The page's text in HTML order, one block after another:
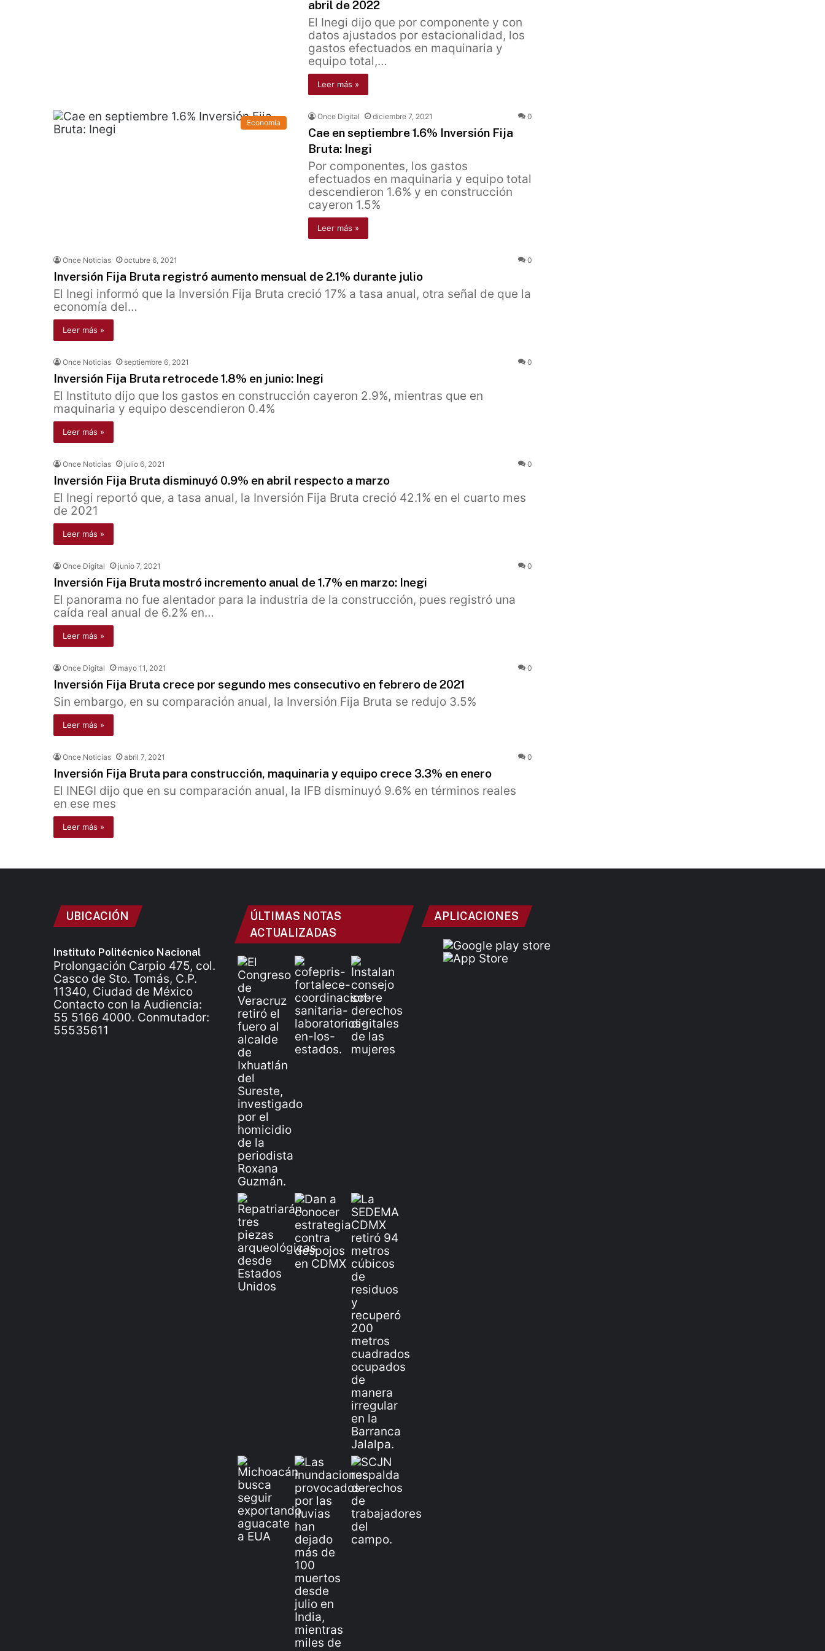
abril de 2022
El Inegi dijo que por componente y con
datos ajustados por estacionalidad, los
gastos efectuados en maquinaria y
equipo total,…
Leer más »
Economía
Once Digital diciembre 7, 2021 0
Cae en septiembre 1.6% Inversión Fija
Bruta: Inegi
Por componentes, los gastos
efectuados en maquinaria y equipo total
descendieron 1.6% y en construcción
cayeron 1.5%
Leer más »
Once Noticias octubre 6, 2021 0
Inversión Fija Bruta registró aumento mensual de 2.1% durante julio
El Inegi informó que la Inversión Fija Bruta creció 17% a tasa anual, otra señal de que la
economía del…
Leer más »
Once Noticias septiembre 6, 2021 0
Inversión Fija Bruta retrocede 1.8% en junio: Inegi
El Instituto dijo que los gastos en construcción cayeron 2.9%, mientras que en
maquinaria y equipo descendieron 0.4%
Leer más »
Once Noticias julio 6, 2021 0
Inversión Fija Bruta disminuyó 0.9% en abril respecto a marzo
El Inegi reportó que, a tasa anual, la Inversión Fija Bruta creció 42.1% en el cuarto mes
de 2021
Leer más »
Once Digital junio 7, 2021 0
Inversión Fija Bruta mostró incremento anual de 1.7% en marzo: Inegi
El panorama no fue alentador para la industria de la construcción, pues registró una
caída real anual de 6.2% en…
Leer más »
Once Digital mayo 11, 2021 0
Inversión Fija Bruta crece por segundo mes consecutivo en febrero de 2021
Sin embargo, en su comparación anual, la Inversión Fija Bruta se redujo 3.5%
Leer más »
Once Noticias abril 7, 2021 0
Inversión Fija Bruta para construcción, maquinaria y equipo crece 3.3% en enero
El INEGI dijo que en su comparación anual, la IFB disminuyó 9.6% en términos reales
en ese mes
Leer más »
UBICACIÓN
Instituto Politécnico Nacional
Prolongación Carpio 475, col.
Casco de Sto. Tomás, C.P.
11340, Ciudad de México
Contacto con la Audiencia:
55 5166 4000. Conmutador:
55535611
ÚLTIMAS NOTAS
ACTUALIZADAS
APLICACIONES